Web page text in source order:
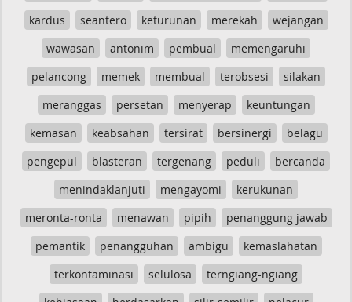
kardus
seantero keturunan merekah
wejangan
wawasan
antonim pembual
memengaruhi
pelancong
memek membual terobsesi
silakan
meranggas
persetan menyerap
keuntungan
kemasan
keabsahan tersirat bersinergi
belagu
pengepul
blasteran tergenang peduli
bercanda
menindaklanjuti
mengayomi
kerukunan
meronta-ronta
menawan pipih
penanggung jawab
pemantik
penangguhan ambigu
kemaslahatan
terkontaminasi
selulosa
terngiang-ngiang